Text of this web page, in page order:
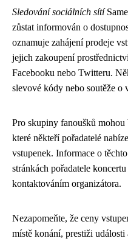
Sledování sociálních sítí
zůstat informován o
oznamuje zahájení prodeje
jejich zakoupení
Facebooku nebo Twitteru.
slevové kódy nebo soutěže o
Pro skupiny fanoušků mohou
které někteří pořadatelé
vstupenek. Informace o
stránkách pořadatele
kontaktováním organizátora.
Nezapomeňte, že ceny
místě konání, prestiži